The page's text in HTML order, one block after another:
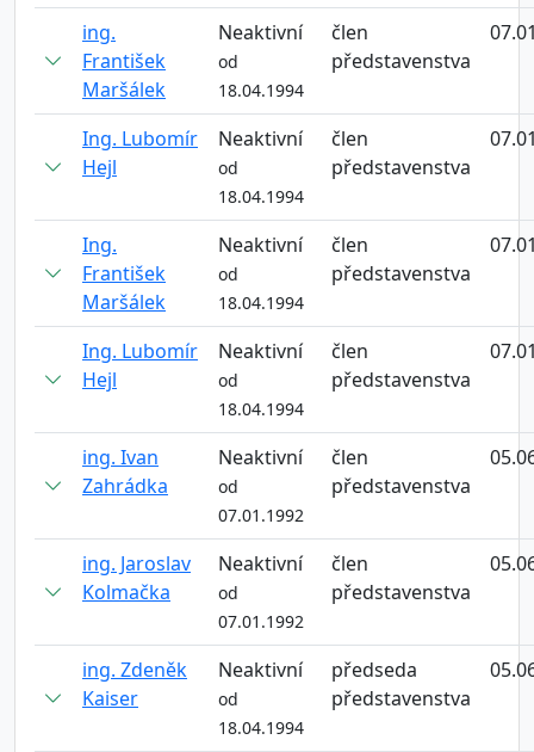
ing.
František
Maršálek
Neaktivní
od
18.04.1994
člen
představenstva
Ing. Lubomír
Hejl
Neaktivní
od
18.04.1994
člen
představenstva
Ing.
František
Maršálek
Neaktivní
od
18.04.1994
člen
představenstva
Ing. Lubomír
Hejl
Neaktivní
od
18.04.1994
člen
představenstva
ing. Ivan
Zahrádka
Neaktivní
od
07.01.1992
člen
představenstva
ing. Jaroslav
Kolmačka
Neaktivní
od
07.01.1992
člen
představenstva
ing. Zdeněk
Kaiser
Neaktivní
od
18.04.1994
předseda
představenstva